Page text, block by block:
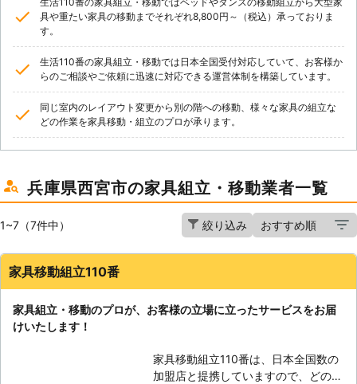
具や重たい家具の移動までそれぞれ8,800円～（税込）承っておりま
す。
生活110番の家具組立・移動では日本全国受付対応していて、お客様か
らのご相談やご依頼に迅速に対応できる運営体制を構築しています。
同じ室内のレイアウト変更から別の階への移動、様々な家具の組立な
どの作業を家具移動・組立のプロが承ります。
兵庫県西宮市の家具組立・移動業者一覧
1~7（7件中） 絞り込み
家具移動組立110番
家具組立・移動のプロが、お客様の立場に立ったサービスをお届
けいたします！
家具移動組立110番は、日本全国数の
加盟店と提携していますので、どの地